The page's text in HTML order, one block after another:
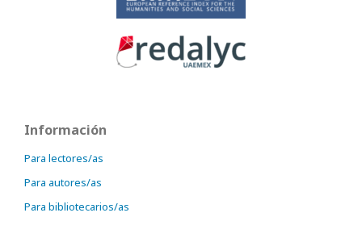
Información
Para lectores/as
Para autores/as
Para bibliotecarios/as